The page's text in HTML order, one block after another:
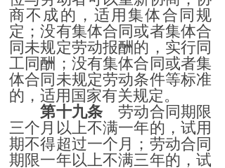
商不成的，适用集体合同规
定；没有集体合同或者集体合
同未规定劳动报酬的，实行同
工同酬；没有集体合同或者集
体合同未规定劳动条件等标准
的，适用国家有关规定。
第十九条 劳动合同期限
三个月以上不满一年的，试用
期不得超过一个月；劳动合同
期限一年以上不满三年的，试